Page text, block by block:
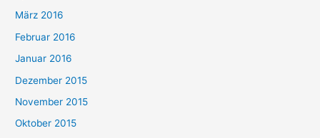
März 2016
Februar 2016
Januar 2016
Dezember 2015
November 2015
Oktober 2015